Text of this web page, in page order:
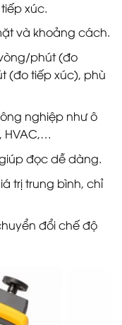
xúc.
và khoảng cách.
phút (đo
(đo tiếp xúc), phù
nghiệp như ô
HVAC,…
đọc dễ dàng.
trị trung bình, chỉ
đổi chế độ